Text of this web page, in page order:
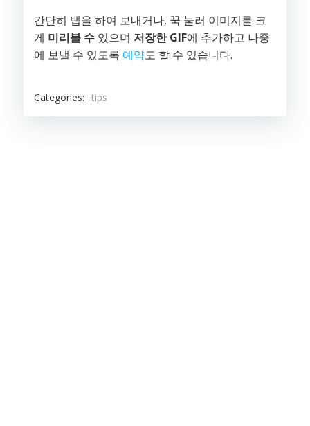
간단히 탭을 하여 보내거나, 꾹 눌러 이미지를 크
게 미리볼 수 있으며 저장한 GIF에 추가하고 나중
에 보낼 수 있도록 예약도 할 수 있습니다.
Categories: tips